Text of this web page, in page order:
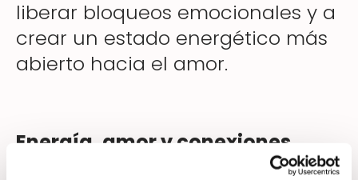
liberar bloqueos emocionales y a
crear un estado energético más
abierto hacia el amor.
Energía, amor y conexiones